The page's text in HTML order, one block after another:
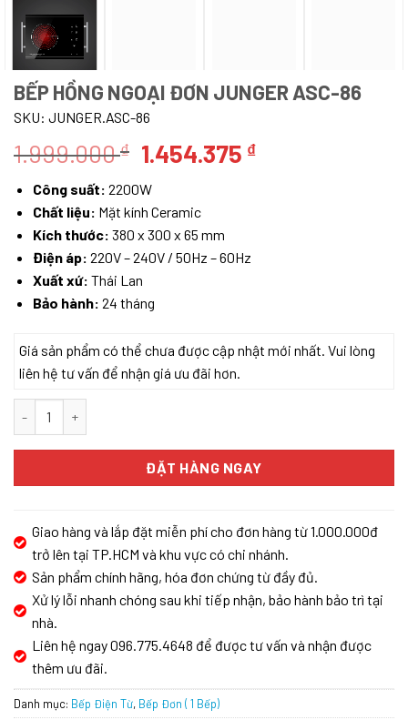
BẾP HỒNG NGOẠI ĐƠN JUNGER ASC-86
SKU: JUNGER.ASC-86
1.999.000₫ Giá
là:
1.999.000 ₫.
1.454.375 ₫Giá
Công suất: 2200W
Chất liệu: Mặt kính Ceramic
Kích thước: 380 x 300 x 65 mm
Điện áp: 220V – 240V / 50Hz – 60Hz
Xuất xứ: Thái Lan
Bảo hành: 24 tháng
Giá sản phẩm có thể chưa được cập nhật mới nhất. Vui lòng
liên hệ tư vấn để nhận giá ưu đãi hơn.
ĐẶT HÀNG NGAY
Giao hàng và lắp đặt miễn phí cho đơn hàng từ 1.000.000đ
trở lên tại TP.HCM và khu vực có chi nhánh.
Sản phẩm chính hãng, hóa đơn chứng từ đầy đủ.
Xử lý lỗi nhanh chóng sau khi tiếp nhận, bảo hành bảo trì tại
nhà.
Liên hệ ngay 096.775.4648 để được tư vấn và nhận được
thêm ưu đãi.
Danh mục: Bếp Điện Từ, Bếp Đơn ( 1 Bếp)